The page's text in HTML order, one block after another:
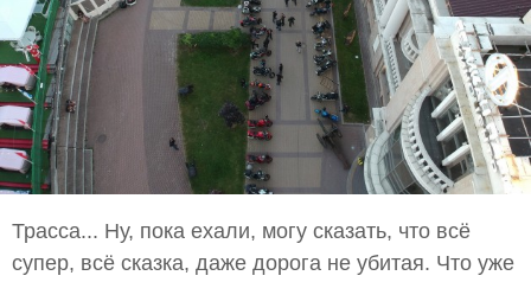
Трасса... Ну, пока ехали, могу сказать, что всё
супер, всё сказка, даже дорога не убитая. Что уже